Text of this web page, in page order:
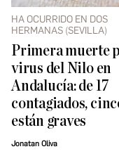
HA OCURRIDO EN DOS
HERMANAS (SEVILLA)
Primera muerte
virus del Nilo en
Andalucía: de 17
contagiados,
están graves
Jonatan Oliva